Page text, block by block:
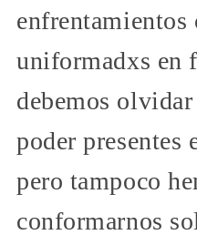
enfrentamientos
uniformadxs en
debemos
poder presentes
pero tampoco
conformarnos